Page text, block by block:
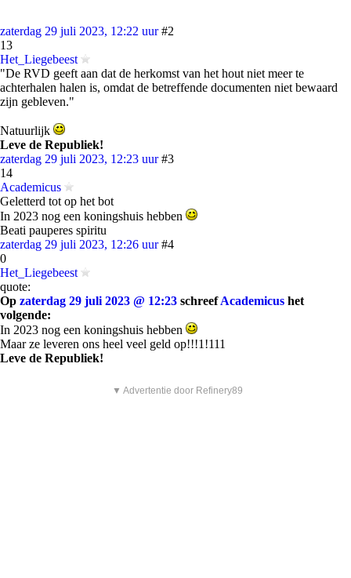
zaterdag 29 juli 2023, 12:22 uur #2
13
Het_Liegebeest
"De RVD geeft aan dat de herkomst van het hout niet meer te
achterhalen halen is, omdat de betreffende documenten niet bewaard
zijn gebleven."
Natuurlijk
Leve de Republiek!
zaterdag 29 juli 2023, 12:23 uur #3
14
Academicus
Geletterd tot op het bot
In 2023 nog een koningshuis hebben
Beati pauperes spiritu
zaterdag 29 juli 2023, 12:26 uur #4
0
Het_Liegebeest
quote:
Op zaterdag 29 juli 2023 @ 12:23 schreefAcademicus het
volgende:
In 2023 nog een koningshuis hebben
Maar ze leveren ons heel veel geld op!!!1!111
Leve de Republiek!
▼ Advertentie door Refinery89